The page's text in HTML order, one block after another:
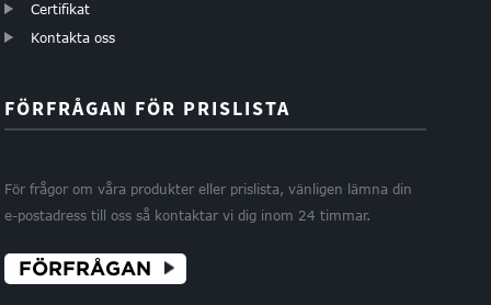
Certifikat
Kontakta oss
FÖRFRÅGAN FÖR PRISLISTA
För frågor om våra produkter eller prislista, vänligen lämna din
e-postadress till oss så kontaktar vi dig inom 24 timmar.
FÖRFRÅGAN